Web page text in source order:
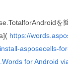
を
https://
asposecells-
for Android